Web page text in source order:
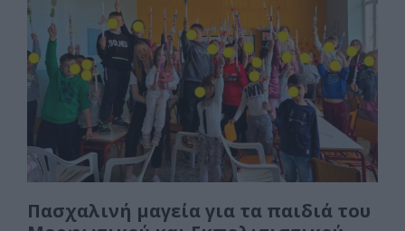
b
o
o
k
d
o
n
σ
τε
ίτ
ε
Πασχαλινή μαγεία για τα παιδιά του